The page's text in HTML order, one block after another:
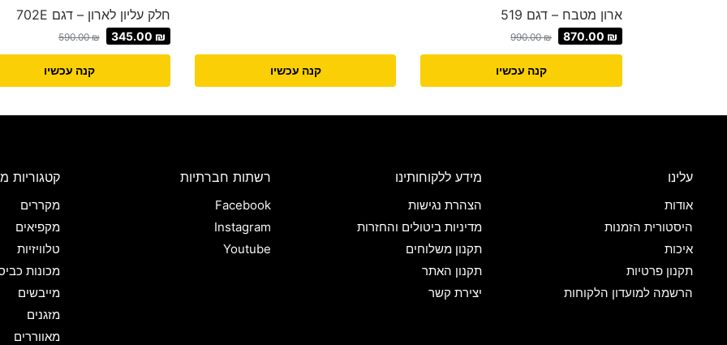
ארון מטבח – דגם 519
990.00₪ 870.00 ₪
קנה עכשיו קנה עכשיו
חלק עליון לארון – דגם 702E
590.00₪ 345.00 ₪
קנה עכשיו
עלינו
אודות
היסטורית הזמנות
איכות
תקנון פרטיות
הרשמה למועדון הלקוחות
מידע ללקוחותינו
הצהרת נגישות
מדיניות ביטולים והחזרות
תקנון משלוחים
תקנון האתר
יצירת קשר
רשתות חברתיות
Facebook
Instagram
Youtube
קטגוריות
מקררים
מקפיאים
טלוויזיות
מכונות
מייבשים
מזגנים
מאווררים